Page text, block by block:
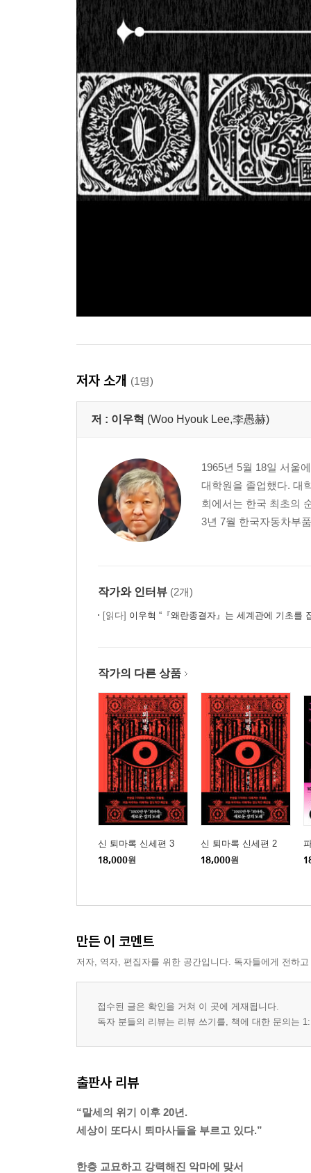
저자 소개 (1명)
저 : 이우혁 (Woo Hyouk Lee,李愚赫)
1965년 5월 18일 서울
대학원을 졸업했다. 대
회에서는 한국 최초의
3년 7월 한국자동차부
작가와 인터뷰 (2개)
[읽다] 이우혁 “『왜란종결자』는 세계관에 기초를
작가의 다른 상품
신 퇴마록 신세편 3
18,000원
신 퇴마록 신세편 2
18,000원
만든 이 코멘트
저자, 역자, 편집자를 위한 공간입니다. 독자들에게 전하
접수된 글은 확인을 거쳐 이 곳에 게재됩니다.
독자 분들의 리뷰는 리뷰 쓰기를, 책에 대한 문의는
출판사 리뷰
“말세의 위기 이후 20년.
세상이 또다시 퇴마사들을 부르고 있다.”
한층 교묘하고 강력해진 악마에 맞서